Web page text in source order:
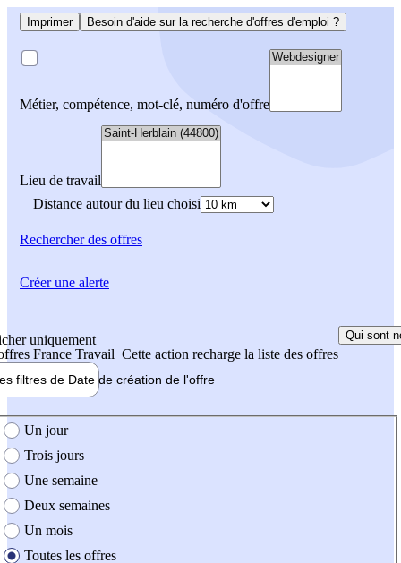
Imprimer Besoin d'aide sur la recherche d'offres d'emploi ?
Métier, compétence, mot-clé, numéro d'offre
Lieu de travail
Distance autour du lieu choisi
Rechercherdes offres
uniquement
France Travail Cette action recharge la liste des offres
Qui sont
filtres de Date de création de l'offre
création de l'offre
Un jour
Trois jours
Une semaine
Deux semaines
Un mois
Toutes les offres
Créer une alerte